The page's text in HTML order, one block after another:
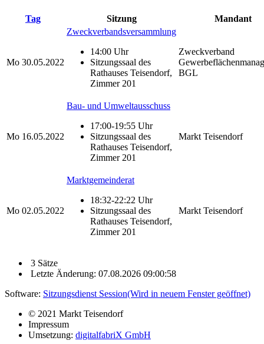
Tag Sitzung Mandant
Mo 30.05.2022
Zweckverbandsversammlung
14:00 Uhr
Sitzungssaal des
Rathauses Teisendorf,
Zimmer 201
Zweckverband
BGL
Mo 16.05.2022
Bau- und Umweltausschuss
17:00-19:55 Uhr
Sitzungssaal des
Rathauses Teisendorf,
Zimmer 201
Markt Teisendorf
Mo 02.05.2022
Marktgemeinderat
18:32-22:22 Uhr
Sitzungssaal des
Rathauses Teisendorf,
Zimmer 201
Markt Teisendorf
3 Sätze
Letzte Änderung: 07.08.2026 09:00:58
Software: Sitzungsdienst Session(Wird in neuem Fenster geöffnet)
© 2021 Markt Teisendorf
Impressum
Umsetzung: digitalfabriX GmbH